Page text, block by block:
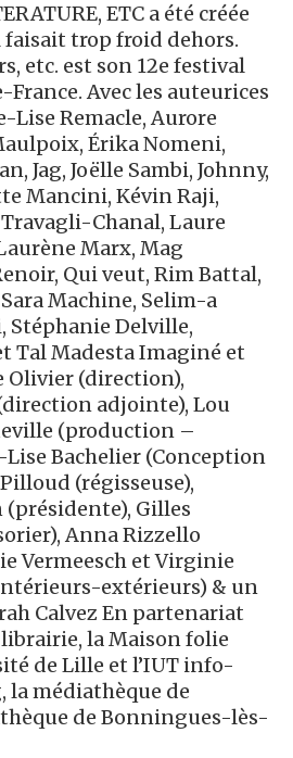
ETC a été créée
faisait trop froid dehors.
etc. est son 12e festival
Avec les auteurices
Lise Remacle, Aurore
Érika Nomeni,
Jag, Joëlle Sambi, Johnny,
Mancini, Kévin Raji,
Chanal, Laure
Marx, Mag
Qui veut, Rim Battal,
Machine, Selim-a
Stéphanie Delville,
Tal Madesta Imaginé et
Olivier (direction),
adjointe), Lou
(production –
Bachelier (Conception
(régisseuse),
Gilles
Anna Rizzello
Vermeesch et Virginie
extérieurs) & un
Calvez En partenariat
librairie, la Maison folie
de Lille et l’IUT info-
la médiathèque de
de Bonningues-lès-